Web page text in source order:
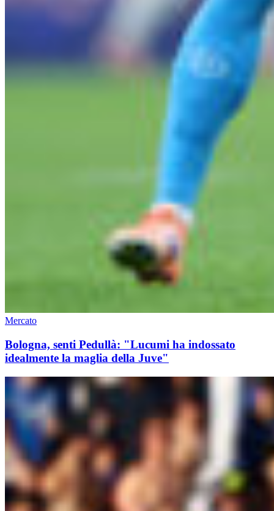
Mercato
Bologna, senti Pedullà: "Lucumi ha indossato
idealmente la maglia della Juve"